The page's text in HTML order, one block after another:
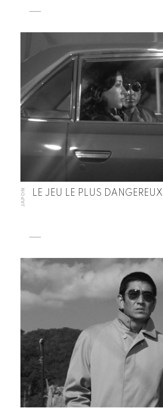
JAPON LE JEU LE PLUS DANGEREUX